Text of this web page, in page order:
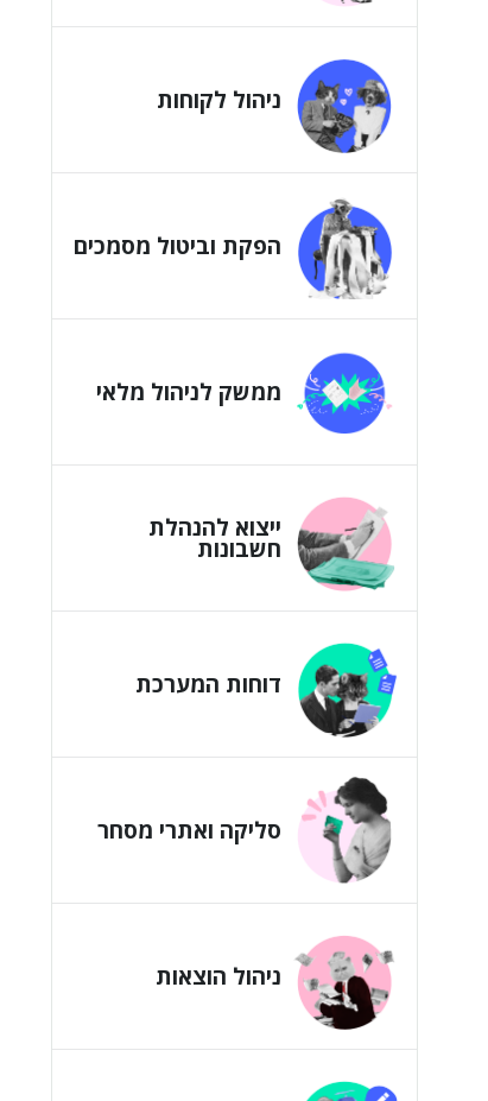
ניהול לקוחות
הפקת וביטול מסמכים
ממשק לניהול מלאי
ייצוא להנהלת
חשבונות
דוחות המערכת
סליקה ואתרי מסחר
ניהול הוצאות